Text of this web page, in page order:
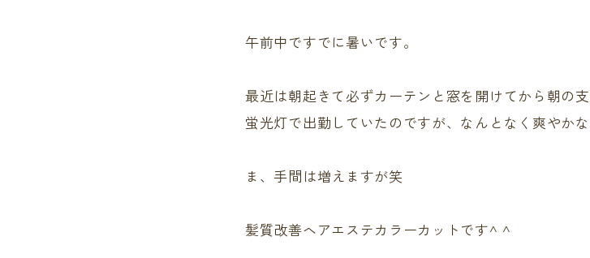
午前中ですでに暑いです。
最近は朝起きて必ずカーテンと窓を開けてから朝の
蛍光灯で出勤していたのですが、なんとなく爽やか
ま、手間は増えますが笑
髪質改善ヘアエステカラーカットです^ ^